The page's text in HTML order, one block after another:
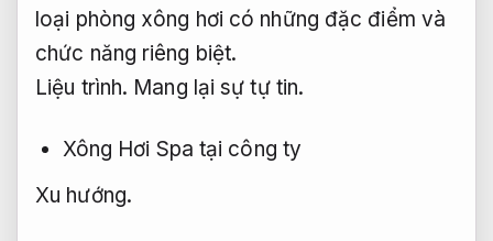
loại phòng xông hơi có những đặc điểm và
chức năng riêng biệt.
Liệu trình. Mang lại sự tự tin.
Xông Hơi Spa tại công ty
Xu hướng.